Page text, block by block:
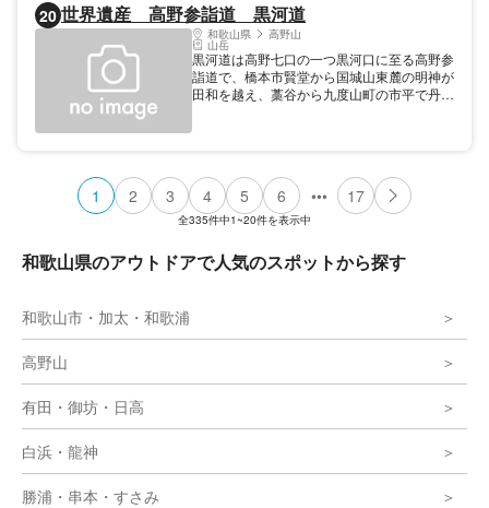
20 世界遺産 高野参詣道 黒河道
和歌山県 高野山
山岳
黒河道は高野七口の一つ黒河口に至る高野参
詣道で、橋本市賢堂から国城山東麓の明神が
田和を越え、藁谷から九度山町の市平で丹生
とから大和口とも呼ばれました。 『高野
春秋編年輯録』の天正９年（１５８１）の記
事には「大和口」と見え、同じく正保元年
口」と記載され、さらに江戸時代後期に編纂
された『紀伊國名所図会』には「黒河口 或
代後期になって黒河道の呼称が用いられるよ
うになったと考えられます。 道が険しい
行する京大坂道を利用したようですが、黒河
道は文禄３年（１５９４）の豊臣秀吉の高野
参詣の帰途に用いたと言われ、そのルートが
『紀伊続風土記』に見えます。高野山周辺で
れ、物資の輸送にも用いられたものと推定さ
1 2 3 4 5 6 ••• 17
全335件中1~20件を表示中
和歌山県のアウトドアで人気のスポットから探す
和歌山市・加太・和歌浦
高野山
有田・御坊・日高
白浜・龍神
勝浦・串本・すさみ